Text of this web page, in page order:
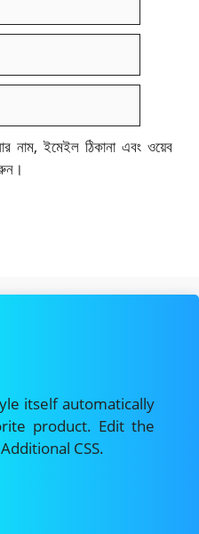
নাম, ইমেইল ঠিকানা এবং ওয়েব
itself automatically
product. Edit the
CSS.